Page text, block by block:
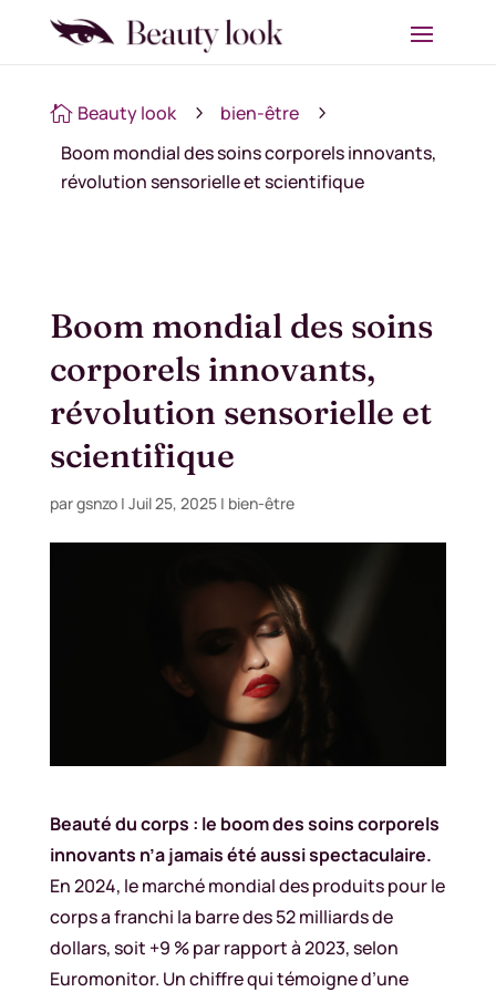
 Beauty look 5 bien-être 5
Boom mondial des soins corporels innovants,
révolution sensorielle et scientifique
Boom mondial des soins
corporels innovants,
révolution sensorielle et
scientifique
pargsnzo| Juil 25, 2025| bien-être
Beauté du corps : le boom des soins corporels
innovants n’a jamais été aussi spectaculaire.
En 2024, le marché mondial des produits pour le
corps a franchi la barre des 52 milliards de
dollars, soit +9 % par rapport à 2023, selon
Euromonitor. Un chiffre qui témoigne d’une